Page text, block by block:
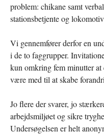
problem: chikane samt
stationsbetjente og
Vi gennemfører derfor en
i de to faggrupper.
kun omkring fem minutter at
være med til at skabe
Jo flere der svarer, jo
arbejdsmiljøet og sikre
Undersøgelsen er helt